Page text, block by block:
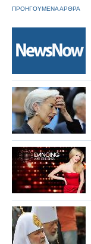
ΠΡΟΗΓΟΥΜΕΝΑ ΑΡΘΡΑ